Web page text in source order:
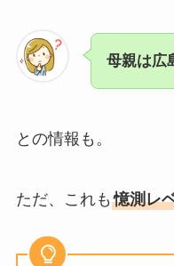
母親は広
との情報も。
ただ、これも 憶測レ